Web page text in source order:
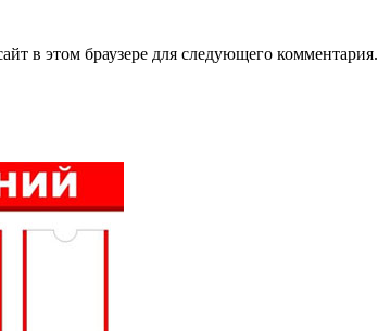
в этом браузере для следующего комментария.